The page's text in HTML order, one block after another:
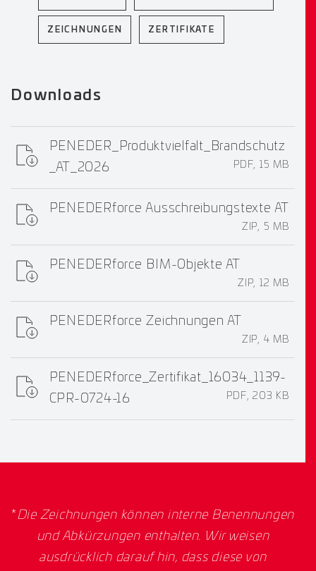
ZEICHNUNGEN ZERTIFIKATE
Downloads
PENEDER_Produktvielfalt_Brandschutz
_AT_2026
PDF, 15 MB
PENEDERforce Ausschreibungstexte AT
ZIP, 5 MB
PENEDERforce BIM-Objekte AT
ZIP, 12 MB
PENEDERforce Zeichnungen AT
ZIP, 4 MB
PENEDERforce_Zertifikat_16034_1139-
CPR-0724-16
PDF, 203 KB
*Die Zeichnungen können interne Benennungen
und Abkürzungen enthalten. Wir weisen
ausdrücklich darauf hin, dass diese von